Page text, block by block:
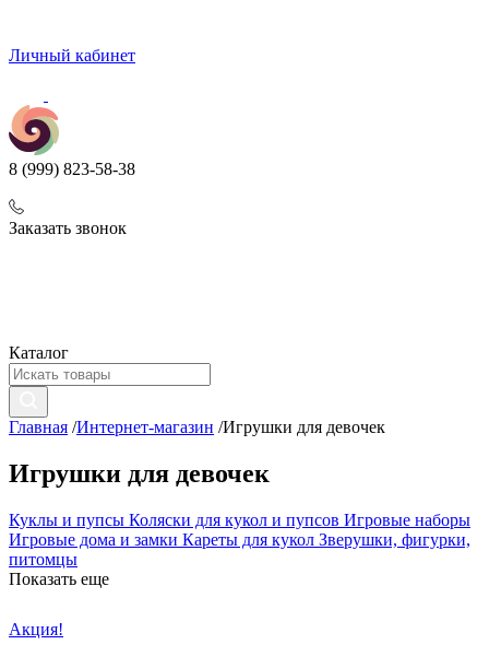
Личный кабинет
8 (999) 823-58-38
Заказать звонок
Каталог
Главная /Интернет-магазин /Игрушки для девочек
Игрушки для девочек
Куклы и пупсы Коляски для кукол и пупсов Игровые наборы
Игровые дома и замки Кареты для кукол Зверушки, фигурки,
питомцы
Показать еще
Акция!